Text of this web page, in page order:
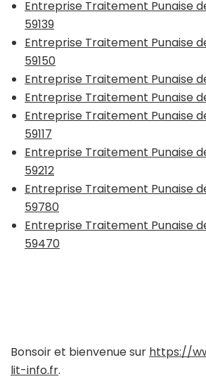
Entreprise Traitement Punaise
59139
Entreprise Traitement Punaise
59150
Entreprise Traitement Punaise
Entreprise Traitement Punaise
Entreprise Traitement Punaise
59117
Entreprise Traitement Punaise
59212
Entreprise Traitement Punaise
59780
Entreprise Traitement Punaise
59470
Bonsoir et bienvenue sur https://
lit-info.fr.